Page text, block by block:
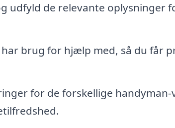
udfyld de relevante oplysninger
brug for hjælp med, så du får
for de forskellige handyman-